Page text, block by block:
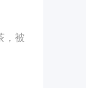
，被